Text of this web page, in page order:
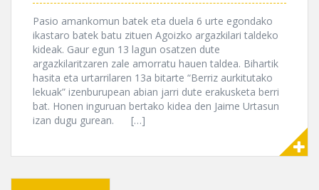
Pasio amankomun batek eta duela 6 urte egondako
ikastaro batek batu zituen Agoizko argazkilari taldeko
kideak. Gaur egun 13 lagun osatzen dute
argazkilaritzaren zale amorratu hauen taldea. Bihartik
hasita eta urtarrilaren 13a bitarte “Berriz aurkitutako
lekuak” izenburupean abian jarri dute erakusketa berri
bat. Honen inguruan bertako kidea den Jaime Urtasun
izan dugu gurean. […]